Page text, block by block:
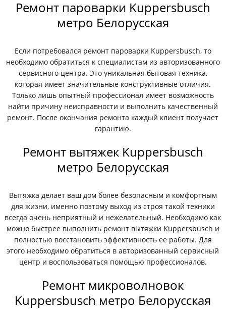
Ремонт пароварки Kuppersbusch
метро Белорусская
Если потребовался ремонт пароварки Kuppersbusch, то
необходимо обратиться к специалистам из авторизованного
сервисного центра. Это уникальная бытовая техника,
которая имеет значительные конструктивные отличия.
Только лишь опытный профессионал имеет возможность
найти причину неисправности и выполнить качественный
ремонт. После окончания ремонта каждый клиент получает
гарантию.
Ремонт вытяжек Kuppersbusch
метро Белорусская
Вытяжка делает ваш дом более безопасным и комфортным
для жизни, именно поэтому выход из строя такой техники
всегда очень неприятный и нежелательный. Необходимо как
можно быстрее выполнить ремонт вытяжки Kuppersbusch и
полностью восстановить эффективность ее работы. Для
этого необходимо обратиться в авторизованный сервисный
центр и воспользоваться помощью профессионалов.
Ремонт микроволновок
Kuppersbusch метро Белорусская